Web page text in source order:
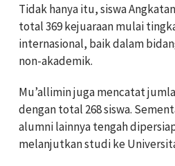
Tidak hanya itu, siswa
total 369 kejuaraan mulai
internasional, baik dalam
non-akademik.
Mu’allimin juga mencatat
dengan total 268 siswa.
alumni lainnya tengah
melanjutkan studi ke